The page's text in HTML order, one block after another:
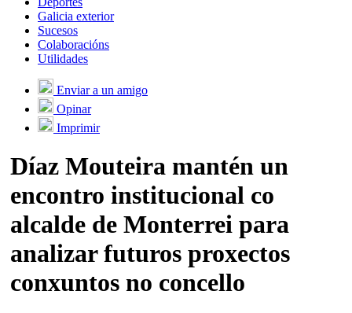
Galicia exterior
Sucesos
Colaboracións
Utilidades
Enviar a un amigo
Opinar
Imprimir
Díaz Mouteira mantén un
encontro institucional co
alcalde de Monterrei para
analizar futuros proxectos
conxuntos no concello